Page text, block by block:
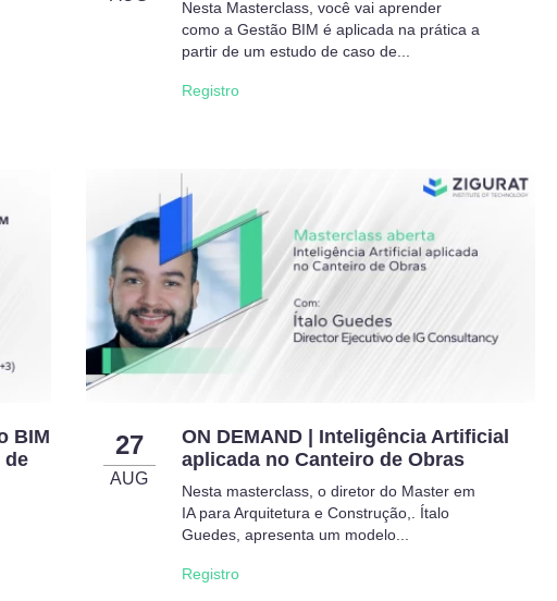
Nesta Masterclass, você vai aprender
como a Gestão BIM é aplicada na prática a
partir de um estudo de caso de...
Registro
BIM
de
27
AUG
ON DEMAND | Inteligência Artificial
aplicada no Canteiro de Obras
Nesta masterclass, o diretor do Master em
IA para Arquitetura e Construção,. Ítalo
Guedes, apresenta um modelo...
Registro